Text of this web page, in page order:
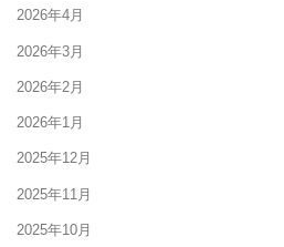
2026年4月
2026年3月
2026年2月
2026年1月
2025年12月
2025年11月
2025年10月